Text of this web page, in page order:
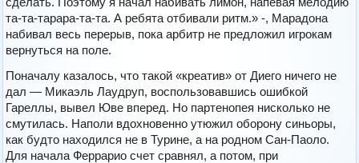
та-та-тарара-та-та. А ребята отбивали ритм.» -, Марадона
набивал весь перерыв, пока арбитр не предложил игрокам
вернуться на поле.
Поначалу казалось, что такой «креатив» от Диего ничего не
дал — Микаэль Лаудруп, воспользовавшись ошибкой
Гареллы, вывел Юве вперед. Но партенопея нисколько не
смутилась. Наполи вдохновенно утюжил оборону синьоры,
как будто находился не в Турине, а на родном Сан-Паоло.
Для начала Феррарио счет сравнял, а потом, при